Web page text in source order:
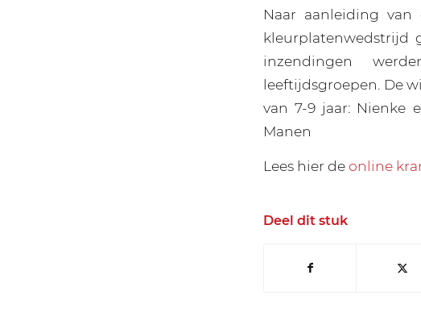
Naar aanleiding
kleurplatenwedstrijd
inzendingen
leeftijdsgroepen. De
van 7-9 jaar: Nienke
Manen
Lees hier deonline
Deel dit stuk